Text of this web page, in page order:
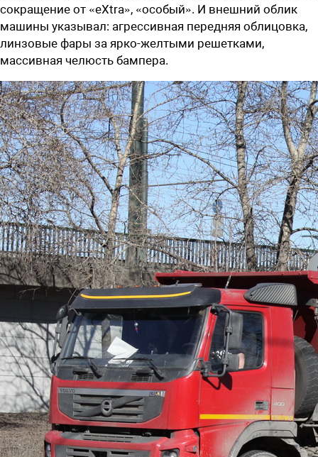
сокращение от «eXtra», «особый». И внешний облик
машины указывал: агрессивная передняя облицовка,
линзовые фары за ярко-желтыми решетками,
массивная челюсть бампера.